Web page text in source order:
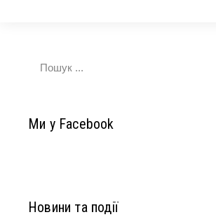
Ми у Facebook
Новини та події